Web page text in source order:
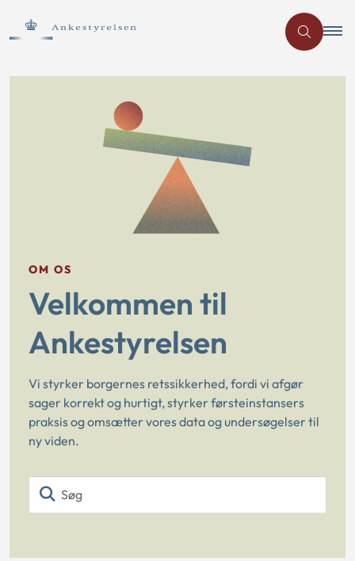
OM OS
Velkommen til
Ankestyrelsen
Vi styrker borgernes retssikkerhed, fordi vi afgør
sager korrekt og hurtigt, styrker førsteinstansers
praksis og omsætter vores data og undersøgelser til
ny viden.